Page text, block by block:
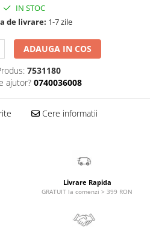
studio
urechi
IN STOC
de livrare: 1-7 zile
ADAUGA IN COS
7531180
ajutor? 0740036008
Cere informatii
Livrare Rapida
GRATUIT la comenzi > 399 RON